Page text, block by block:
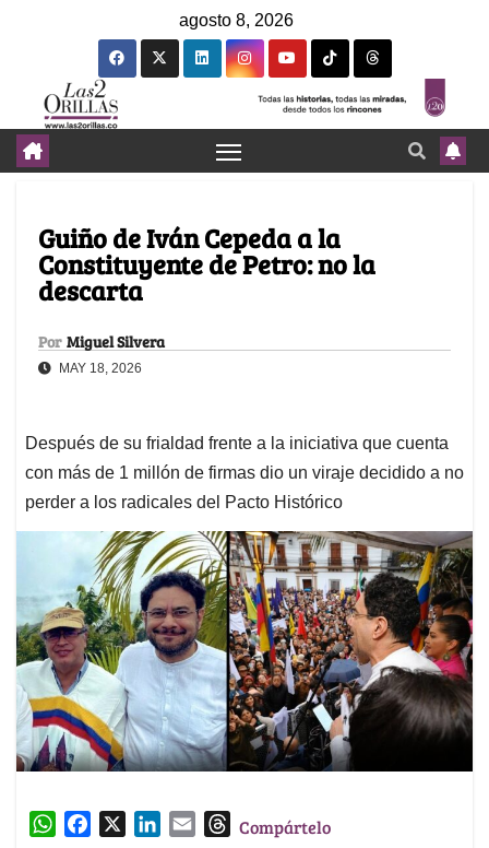
agosto 8, 2026
Guiño de Iván Cepeda a la
Constituyente de Petro: no la
descarta
Por Miguel Silvera
MAY 18, 2026
Después de su frialdad frente a la iniciativa que cuenta
con más de 1 millón de firmas dio un viraje decidido a no
perder a los radicales del Pacto Histórico
W
TCompártelo